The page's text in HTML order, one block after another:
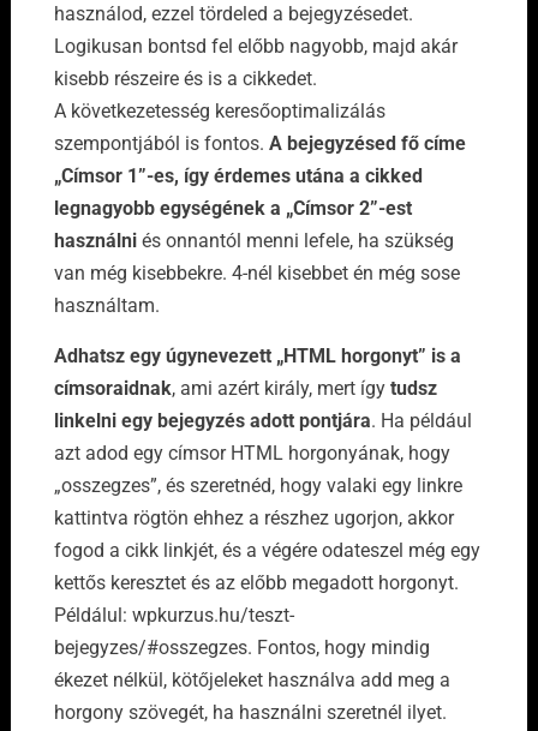
használod, ezzel tördeled a bejegyzésedet.
Logikusan bontsd fel előbb nagyobb, majd akár
kisebb részeire és is a cikkedet.
A következetesség keresőoptimalizálás
szempontjából is fontos. A bejegyzésed fő címe
„Címsor 1”-es, így érdemes utána a cikked
legnagyobb egységének a „Címsor 2”-est
használniés onnantól menni lefele, ha szükség
van még kisebbekre. 4-nél kisebbet én még sose
használtam.
Adhatsz egy úgynevezett „HTML horgonyt” is a
címsoraidnak, ami azért király, mert így tudsz
linkelni egy bejegyzés adott pontjára. Ha például
azt adod egy címsor HTML horgonyának, hogy
„osszegzes”, és szeretnéd, hogy valaki egy linkre
kattintva rögtön ehhez a részhez ugorjon, akkor
fogod a cikk linkjét, és a végére odateszel még egy
kettős keresztet és az előbb megadott horgonyt.
Példálul: wpkurzus.hu/teszt-
bejegyzes/#osszegzes. Fontos, hogy mindig
ékezet nélkül, kötőjeleket használva add meg a
horgony szövegét, ha használni szeretnél ilyet.